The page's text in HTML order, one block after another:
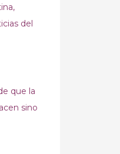
del
que la
sino